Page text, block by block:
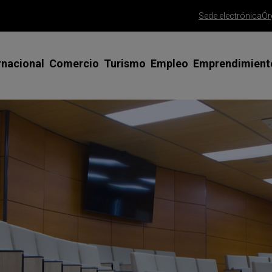
Sede electrónica
Comerciales y Ferias en el
y tutorización
de apoyo especializado
para exportar
Comercio
Apoyo al Comercio Minorista
Gran Canaria Me Gusta
Saborea Gran Canaria
Gran Canaria Gourmet
Ayudas para la mejora del comercio
Foros de Empresas, ODS y Agenda
Turismo
Misiones comerciales y ferias
SICTED Calidad Turística
Clúster Turismo Innova Gran
Canaria
Red CIDE
Empleo
Emprendedoras
Talento 45+
Programa FP PYME
Agencia de colocación
Trámite alta
Trámite
PAMCA |